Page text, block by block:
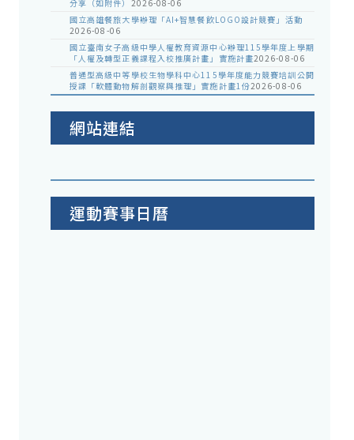
分享（如附件） 2026-08-06
國立高雄餐旅大學辦理「AI+智慧餐飲LOGO設計競賽」活動
2026-08-06
國立臺南女子高級中學人權教育資源中心辦理115學年度上學期
「人權及轉型正義課程入校推廣計畫」實施計畫2026-08-06
普通型高級中等學校生物學科中心115學年度能力競賽培訓公開
授課「軟體動物解剖觀察與推理」實施計畫1份2026-08-06
網站連結
運動賽事日曆